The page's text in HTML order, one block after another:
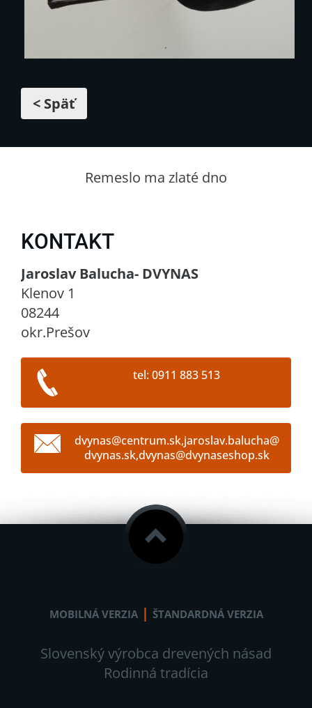
< Späť
Remeslo ma zlaté dno
KONTAKT
Jaroslav Balucha- DVYNAS
Klenov 1
08244
okr.Prešov
tel: 0911 883 513
dvynas@centrum.sk,jaroslav.balucha@
dvynas.sk,dvynas@dvynaseshop.sk
MOBILNÁ VERZIA | ŠTANDARDNÁ VERZIA
Slovenský výrobca drevených násad
Rodinná tradícia